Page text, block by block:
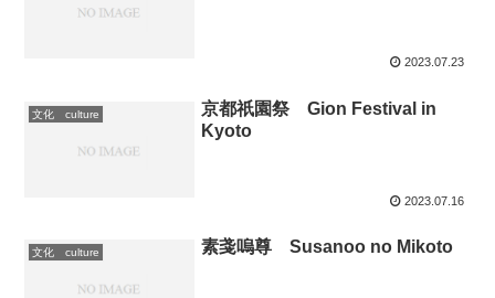
2023.07.23
文化 culture
京都祇園祭 Gion Festival in
Kyoto
2023.07.16
文化 culture 素戔嗚尊 Susanoo no Mikoto